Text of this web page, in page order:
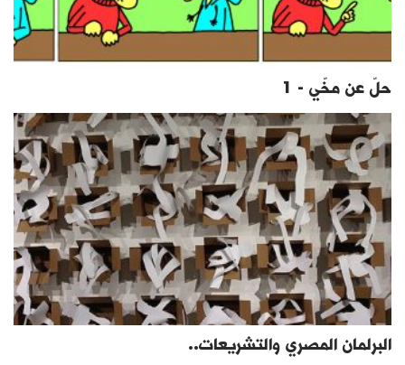
حلّ عن مخّي - 1
البرلمان المصري والتشريعات..